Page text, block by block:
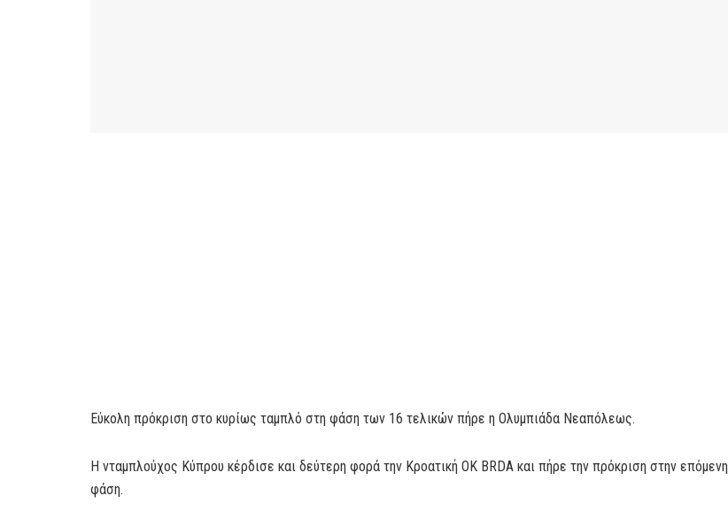
Eύκολη πρόκριση στο κυρίως ταμπλό στη φάση των 16 τελικών πήρε η Ολυμπιάδα Νεαπόλεως.
Η νταμπλούχος Κύπρου κέρδισε και δεύτερη φορά την Κροατική OK BRDA και πήρε την πρόκριση στην επόμενη
φάση.